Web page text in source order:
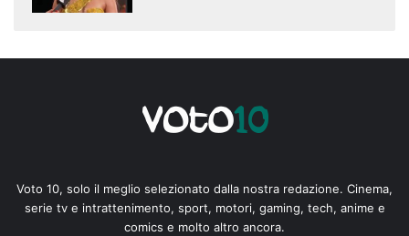
Voto 10, solo il meglio selezionato dalla nostra redazione. Cinema,
serie tv e intrattenimento, sport, motori, gaming, tech, anime e
comics e molto altro ancora.